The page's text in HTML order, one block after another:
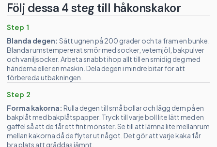
Följ dessa 4 steg till håkonskakor
Step 1
Blanda degen: Sätt ugnen på 200 grader och ta fram en bunke.
Blanda rumstempererat smör med socker, vetemjöl, bakpulver
och vaniljsocker. Arbeta snabbt ihop allt till en smidig deg med
händerna eller en maskin. Dela degen i mindre bitar för att
förbereda utbakningen.
Step 2
Forma kakorna: Rulla degen till små bollar och lägg dem på en
bakplåt med bakplåtspapper. Tryck till varje boll lite lätt med en
gaffel så att de får ett fint mönster. Se till att lämna lite mellanrum
mellan kakorna då de flyter ut något. Det gör att varje kaka får
bra plats att gräddas jämnt.